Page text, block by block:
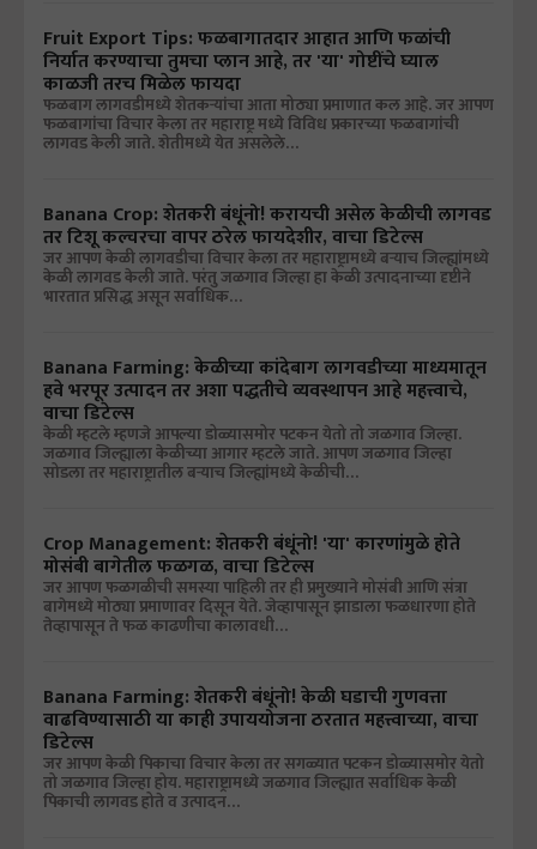
Fruit Export Tips: फळबागातदार आहात आणि फळांची
निर्यात करण्याचा तुमचा प्लान आहे, तर 'या' गोष्टींचे घ्याल
काळजी तरच मिळेल फायदा
फळबाग लागवडीमध्ये शेतकऱ्यांचा आता मोठ्या प्रमाणात कल आहे. जर आपण
फळबागांचा विचार केला तर महाराष्ट्र मध्ये विविध प्रकारच्या फळबागांची
लागवड केली जाते. शेतीमध्ये येत असलेले…
Banana Crop: शेतकरी बंधूंनो! करायची असेल केळीची लागवड
तर टिशू कल्चरचा वापर ठरेल फायदेशीर, वाचा डिटेल्स
जर आपण केळी लागवडीचा विचार केला तर महाराष्ट्रामध्ये बऱ्याच जिल्ह्यांमध्ये
केळी लागवड केली जाते. परंतु जळगाव जिल्हा हा केळी उत्पादनाच्या दृष्टीने
भारतात प्रसिद्ध असून सर्वाधिक…
Banana Farming: केळीच्या कांदेबाग लागवडीच्या माध्यमातून
हवे भरपूर उत्पादन तर अशा पद्धतीचे व्यवस्थापन आहे महत्त्वाचे,
वाचा डिटेल्स
केळी म्हटले म्हणजे आपल्या डोळ्यासमोर पटकन येतो तो जळगाव जिल्हा.
जळगाव जिल्ह्याला केळीच्या आगार म्हटले जाते. आपण जळगाव जिल्हा
सोडला तर महाराष्ट्रातील बऱ्याच जिल्ह्यांमध्ये केळीची…
Crop Management: शेतकरी बंधूंनो! 'या' कारणांमुळे होते
मोसंबी बागेतील फळगळ, वाचा डिटेल्स
जर आपण फळगळीची समस्या पाहिली तर ही प्रमुख्याने मोसंबी आणि संत्रा
बागेमध्ये मोठ्या प्रमाणावर दिसून येते. जेव्हापासून झाडाला फळधारणा होते
तेव्हापासून ते फळ काढणीचा कालावधी…
Banana Farming: शेतकरी बंधूंनो! केळी घडाची गुणवत्ता
वाढविण्यासाठी या काही उपाययोजना ठरतात महत्त्वाच्या, वाचा
डिटेल्स
जर आपण केळी पिकाचा विचार केला तर सगळ्यात पटकन डोळ्यासमोर येतो
तो जळगाव जिल्हा होय. महाराष्ट्रामध्ये जळगाव जिल्ह्यात सर्वाधिक केळी
पिकाची लागवड होते व उत्पादन…